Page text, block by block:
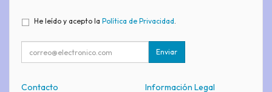
He leído y acepto la Política de Privacidad.
Enviar
Contacto Información Legal